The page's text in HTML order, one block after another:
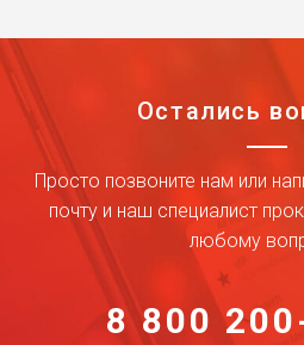
Остались
Просто позвоните нам или
почту и наш специалист
любому
8 800